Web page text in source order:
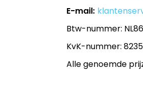
E-mail:
Btw-nummer:
KvK-nummer:
Alle genoemde